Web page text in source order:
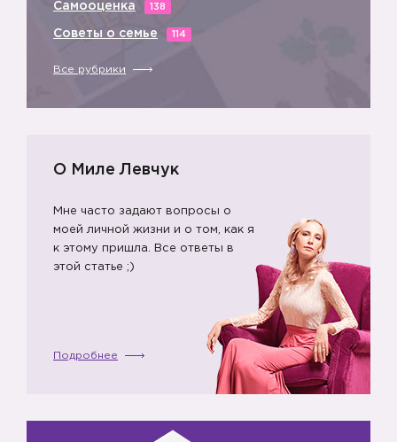
Самооценка 138
Советы о семье 114
Все рубрики
О Миле Левчук
Мне часто задают вопросы о
моей личной жизни и о том, как я
к этому пришла. Все ответы в
этой статье ;)
Подробнее